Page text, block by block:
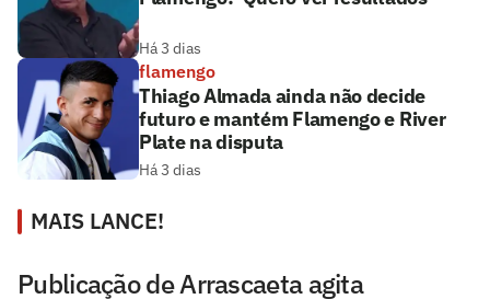
Há 3 dias
flamengo
Thiago Almada ainda não decide
futuro e mantém Flamengo e River
Plate na disputa
Há 3 dias
MAIS LANCE!
Publicação de Arrascaeta agita